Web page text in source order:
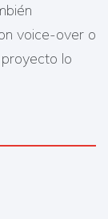
voice-over o
lo